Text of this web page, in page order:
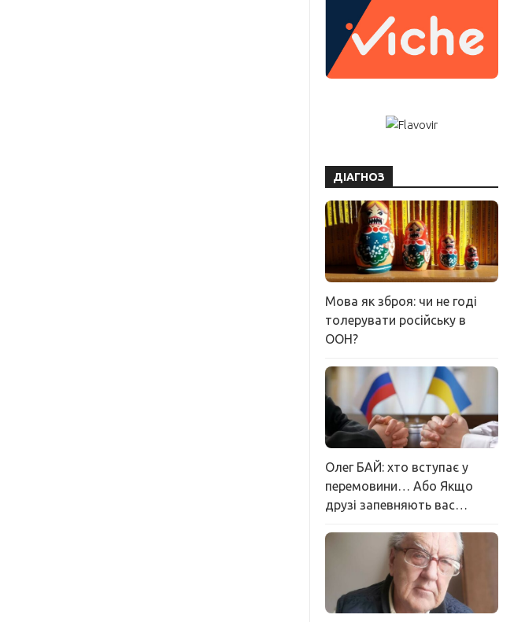
ДІАГНОЗ
Мова як зброя: чи не годі
толерувати російську в
ООН?
Олег БАЙ: хто вступає у
перемовини… Або Якщо
друзі запевняють вас…